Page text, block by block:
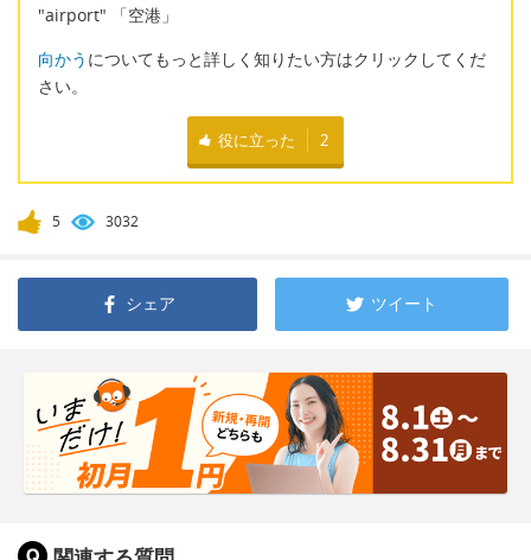
"airport" 「空港」
向かう についてもっと詳しく知りたい方はクリックしてくだ
さい。
役に立った 2
5 3032
シェア ツイート